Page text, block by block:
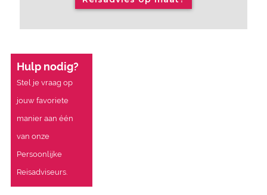
Hulp nodig?
Stel je vraag op
jouw favoriete
manier aan één
van onze
Persoonlijke
Reisadviseurs.